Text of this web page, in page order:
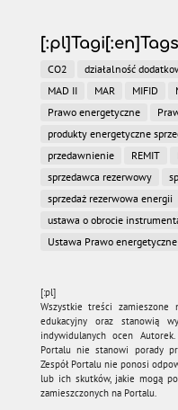
CO2 działalność
MAD II
MAR MIFID
Prawo energetyczne
produkty energetyczne
przedawnienie
REMIT
sprzedawca rezerwowy
sprzedaż rezerwowa energii
ustawa o obrocie
Ustawa Prawo energetyczne
[:pl]
Wszystkie treści
edukacyjny oraz stanowią
indywidulanych ocen
Portalu nie stanowi porady
Zespół Portalu nie ponosi
lub ich skutków, jakie mogą
zamieszczonych na Portalu.